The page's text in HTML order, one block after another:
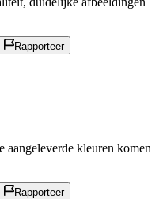
Rapporteer
aangeleverde kleuren komen
Rapporteer